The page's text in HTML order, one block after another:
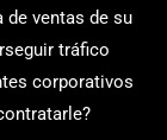
ventas de su
tráfico
corporativos